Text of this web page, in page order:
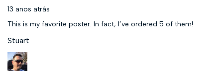
13 anos atrás
This is my favorite poster. In fact, I’ve ordered 5 of them!
Stuart